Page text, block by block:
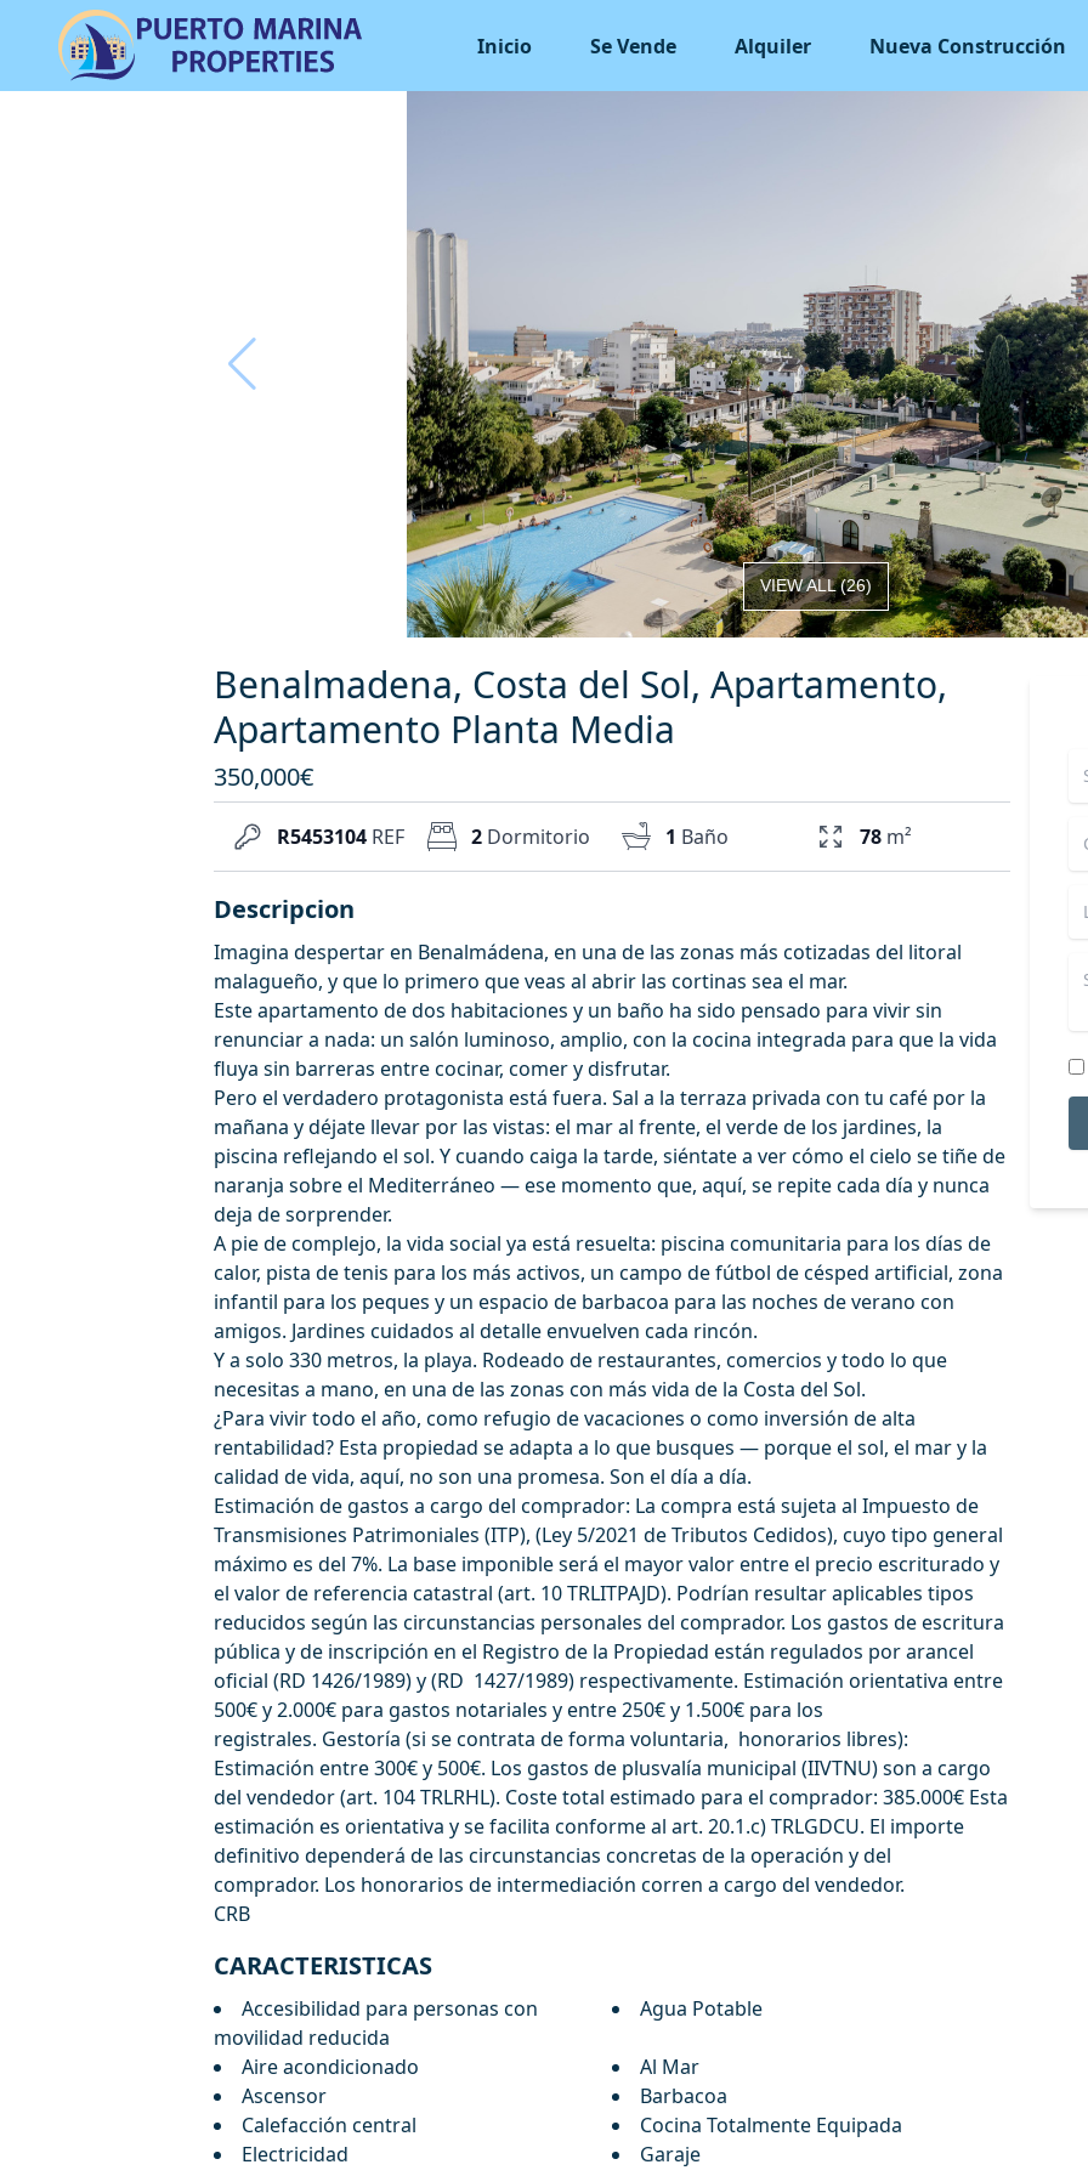
Inicio Se Vende Alquiler Nueva Construcción
VIEW ALL(26)
Benalmadena, Costa del Sol, Apartamento,
Apartamento Planta Media
350,000€
R5453104 REF 2 Dormitorio 1 Baño 78 m²
Descripcion
Imagina despertar en Benalmádena, en una de las zonas más cotizadas del litoral
malagueño, y que lo primero que veas al abrir las cortinas sea el mar.
Este apartamento de dos habitaciones y un baño ha sido pensado para vivir sin
renunciar a nada: un salón luminoso, amplio, con la cocina integrada para que la vida
fluya sin barreras entre cocinar, comer y disfrutar.
Pero el verdadero protagonista está fuera. Sal a la terraza privada con tu café por la
mañana y déjate llevar por las vistas: el mar al frente, el verde de los jardines, la
piscina reflejando el sol. Y cuando caiga la tarde, siéntate a ver cómo el cielo se tiñe de
naranja sobre el Mediterráneo — ese momento que, aquí, se repite cada día y nunca
deja de sorprender.
A pie de complejo, la vida social ya está resuelta: piscina comunitaria para los días de
calor, pista de tenis para los más activos, un campo de fútbol de césped artificial, zona
infantil para los peques y un espacio de barbacoa para las noches de verano con
amigos. Jardines cuidados al detalle envuelven cada rincón.
Y a solo 330 metros, la playa. Rodeado de restaurantes, comercios y todo lo que
necesitas a mano, en una de las zonas con más vida de la Costa del Sol.
¿Para vivir todo el año, como refugio de vacaciones o como inversión de alta
rentabilidad? Esta propiedad se adapta a lo que busques — porque el sol, el mar y la
calidad de vida, aquí, no son una promesa. Son el día a día.
Estimación de gastos a cargo del comprador: La compra está sujeta al Impuesto de
Transmisiones Patrimoniales (ITP), (Ley 5/2021 de Tributos Cedidos), cuyo tipo general
máximo es del 7%. La base imponible será el mayor valor entre el precio escriturado y
el valor de referencia catastral (art. 10 TRLITPAJD). Podrían resultar aplicables tipos
reducidos según las circunstancias personales del comprador. Los gastos de escritura
pública y de inscripción en el Registro de la Propiedad están regulados por arancel
oficial (RD 1426/1989) y (RD 1427/1989) respectivamente. Estimación orientativa entre
500€ y 2.000€ para gastos notariales y entre 250€ y 1.500€ para los
registrales. Gestoría (si se contrata de forma voluntaria, honorarios libres):
Estimación entre 300€ y 500€. Los gastos de plusvalía municipal (IIVTNU) son a cargo
del vendedor (art. 104 TRLRHL). Coste total estimado para el comprador: 385.000€ Esta
estimación es orientativa y ‌se ‌facilita ‌conforme ‌al ‌art. 20.1.c) TRLGDCU. El importe
‌definitivo ‌dependerá ‌de las circunstancias ‌concretas ‌de ‌la ‌operación y ‌del
comprador. Los honorarios ‌de ‌intermediación ‌corren ‌a ‌cargo ‌del ‌vendedor.
CRB
CARACTERISTICAS
Accesibilidad para personas con
movilidad reducida
Agua Potable
Aire acondicionado
Al Mar
Ascensor
Barbacoa
Calefacción central
Cocina Totalmente Equipada
Electricidad
Garaje